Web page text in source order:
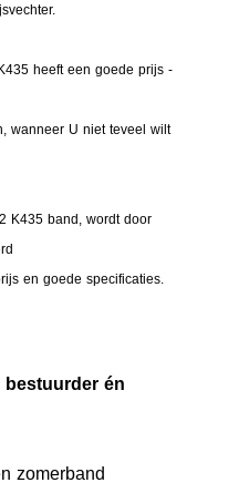
heeft een goede prijs -
wanneer U niet teveel wilt
K435 band, wordt door
en goede specificaties.
bestuurder én
zomerband